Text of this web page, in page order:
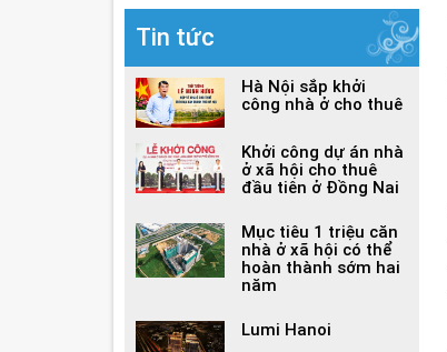
Tin tức
Hà Nội sắp khởi
công nhà ở cho thuê
Khởi công dự án nhà
ở xã hội cho thuê
đầu tiên ở Đồng Nai
Mục tiêu 1 triệu căn
nhà ở xã hội có thể
hoàn thành sớm hai
năm
Lumi Hanoi